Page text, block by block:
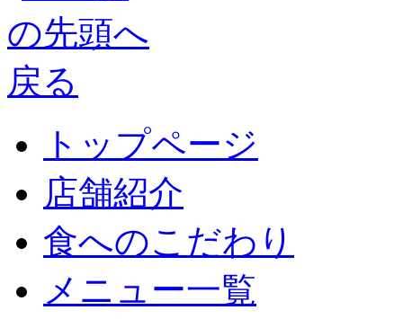
トップページ
店舗紹介
食へのこだわり
メニュー一覧